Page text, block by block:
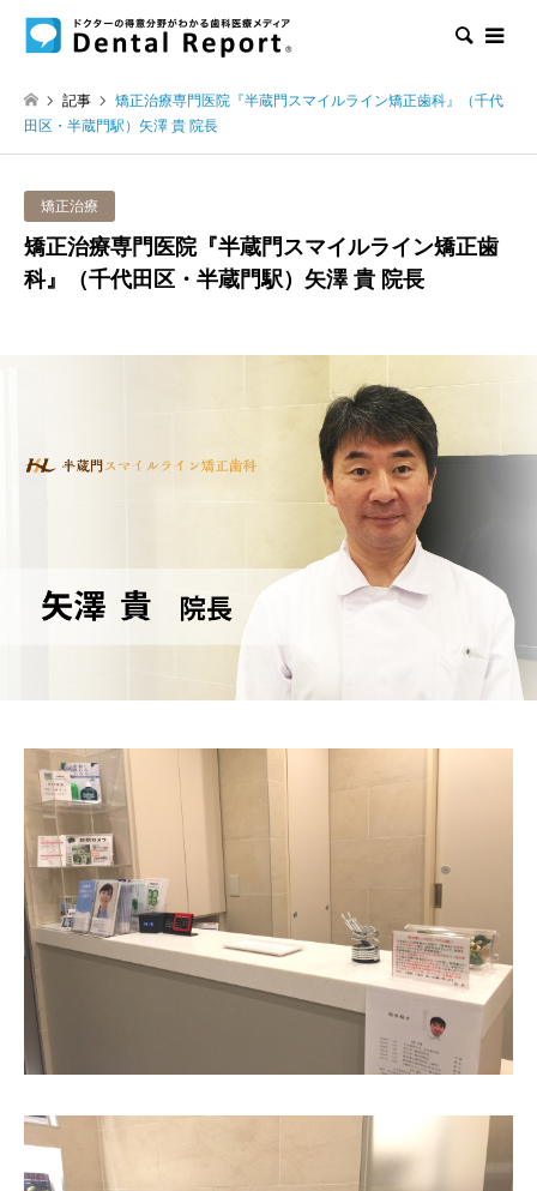
検索
記事
矯正治療専門医院『半蔵門スマイルライン矯正歯科』（千代
田区・半蔵門駅）矢澤 貴 院長
矯正治療
矯正治療専門医院『半蔵門スマイルライン矯正歯
科』（千代田区・半蔵門駅）矢澤 貴 院長